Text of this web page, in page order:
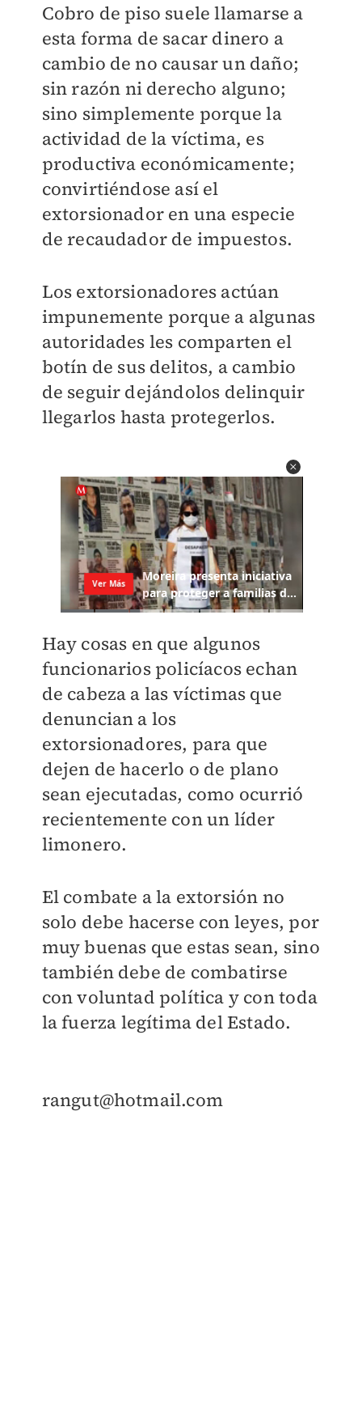
Cobro de piso suele llamarse a
esta forma de sacar dinero a
cambio de no causar un daño;
sin razón ni derecho alguno;
sino simplemente porque la
actividad de la víctima, es
productiva económicamente;
convirtiéndose así el
extorsionador en una especie
de recaudador de impuestos.
Los extorsionadores actúan
impunemente porque a algunas
autoridades les comparten el
botín de sus delitos, a cambio
de seguir dejándolos delinquir
llegarlos hasta protegerlos.
Hay cosas en que algunos
funcionarios policíacos echan
de cabeza a las víctimas que
denuncian a los
extorsionadores, para que
dejen de hacerlo o de plano
sean ejecutadas, como ocurrió
recientemente con un líder
limonero.
El combate a la extorsión no
solo debe hacerse con leyes, por
muy buenas que estas sean, sino
también debe de combatirse
con voluntad política y con toda
la fuerza legítima del Estado.
rangut@hotmail.com